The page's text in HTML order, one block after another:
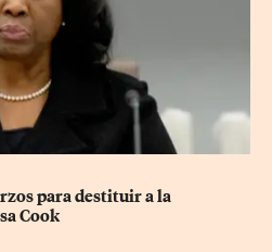
para destituir a la
Cook